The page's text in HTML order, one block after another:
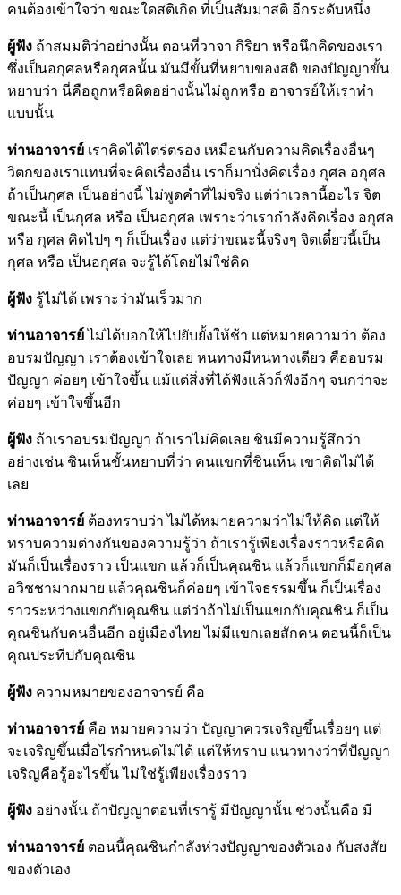
คนต้องเข้าใจว่า ขณะใดสติเกิด ที่เป็นสัมมาสติ อีกระดับหนึ่ง
ผู้ฟัง ถ้าสมมติว่าอย่างนั้น ตอนที่วาจา กิริยา หรือนึกคิดของเรา
ซึ่งเป็นอกุศลหรือกุศลนั้น มันมีขั้นที่หยาบของสติ ของปัญญาขั้น
หยาบว่า นี่คือถูกหรือผิดอย่างนั้นไม่ถูกหรือ อาจารย์ให้เราทำ
แบบนั้น
ท่านอาจารย์ เราคิดได้ไตร่ตรอง เหมือนกับความคิดเรื่องอื่นๆ
วิตกของเราแทนที่จะคิดเรื่องอื่น เราก็มานั่งคิดเรื่อง กุศล อกุศล
ถ้าเป็นกุศล เป็นอย่างนี้ ไม่พูดคำที่ไม่จริง แต่ว่าเวลานี้อะไร จิต
ขณะนี้ เป็นกุศล หรือ เป็นอกุศล เพราะว่าเรากำลังคิดเรื่อง อกุศล
หรือ กุศล คิดไปๆ ๆ ก็เป็นเรื่อง แต่ว่าขณะนี้จริงๆ จิตเดี๋ยวนี้เป็น
กุศล หรือ เป็นอกุศล จะรู้ได้โดยไม่ใช่คิด
ผู้ฟัง รู้ไม่ได้ เพราะว่ามันเร็วมาก
ท่านอาจารย์ไม่ได้บอกให้ไปยับยั้งให้ช้า แต่หมายความว่า ต้อง
อบรมปัญญา เราต้องเข้าใจเลย หนทางมีหนทางเดียว คืออบรม
ปัญญา ค่อยๆ เข้าใจขึ้น แม้แต่สิ่งที่ได้ฟังแล้วก็ฟังอีกๆ จนกว่าจะ
ค่อยๆ เข้าใจขึ้นอีก
ผู้ฟัง ถ้าเราอบรมปัญญา ถ้าเราไม่คิดเลย ชินมีความรู้สึกว่า
อย่างเช่น ชินเห็นขั้นหยาบที่ว่า คนแขกที่ชินเห็น เขาคิดไม่ได้
เลย
ท่านอาจารย์ ต้องทราบว่า ไม่ได้หมายความว่าไม่ให้คิด แต่ให้
ทราบความต่างกันของความรู้ว่า ถ้าเรารู้เพียงเรื่องราวหรือคิด
มันก็เป็นเรื่องราว เป็นแขก แล้วก็เป็นคุณชิน แล้วก็แขกก็มีอกุศล
อวิชชามากมาย แล้วคุณชินก็ค่อยๆ เข้าใจธรรมขึ้น ก็เป็นเรื่อง
ราวระหว่างแขกกับคุณชิน แต่ว่าถ้าไม่เป็นแขกกับคุณชิน ก็เป็น
คุณชินกับคนอื่นอีก อยู่เมืองไทย ไม่มีแขกเลยสักคน ตอนนี้ก็เป็น
คุณประทีปกับคุณชิน
ผู้ฟัง ความหมายของอาจารย์ คือ
ท่านอาจารย์ คือ หมายความว่า ปัญญาควรเจริญขึ้นเรื่อยๆ แต่
จะเจริญขึ้นเมื่อไรกำหนดไม่ได้ แต่ให้ทราบ แนวทางว่าที่ปัญญา
เจริญคือรู้อะไรขึ้น ไม่ใช่รู้เพียงเรื่องราว
ผู้ฟัง อย่างนั้น ถ้าปัญญาตอนที่เรารู้ มีปัญญานั้น ช่วงนั้นคือ มี
ท่านอาจารย์ ตอนนี้คุณชินกำลังห่วงปัญญาของตัวเอง กับสงสัย
ของตัวเอง